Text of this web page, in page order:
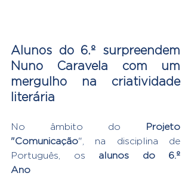
Alunos do 6.º surpreendem
Nuno Caravela com um
mergulho na criatividade
literária
No âmbito do
Projeto
"Comunicação", na disciplina de
Português, os alunos do 6.º
Ano